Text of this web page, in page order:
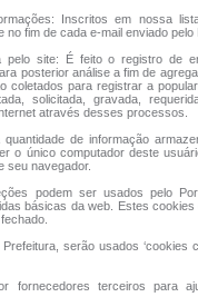
Inscritos em nossa
fim de cada e-mail enviado pelo
pelo site: É feito o registro de
posterior análise a fim de
coletados para registrar a
solicitada, gravada,
através desses processos.
de informação
o único computador deste
seu navegador.
podem ser usados pelo
básicas da web. Estes
serão usados ‘cookies
fornecedores terceiros para